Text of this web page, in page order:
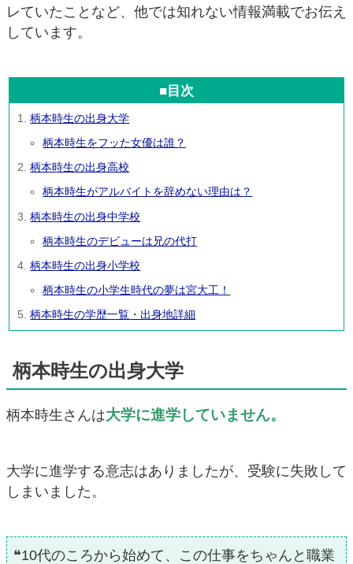
レていたことなど、他では知れない情報満載でお伝え
しています。
■目次
柄本時生の出身大学
柄本時生をフッた女優は誰？
柄本時生の出身高校
柄本時生がアルバイトを辞めない理由は？
柄本時生の出身中学校
柄本時生のデビューは兄の代打
柄本時生の出身小学校
柄本時生の小学生時代の夢は宮大工！
柄本時生の学歴一覧・出身地詳細
柄本時生の出身大学
柄本時生さんは大学に進学していません。
大学に進学する意志はありましたが、受験に失敗して
しまいました。
❝10代のころから始めて、この仕事をちゃんと職業